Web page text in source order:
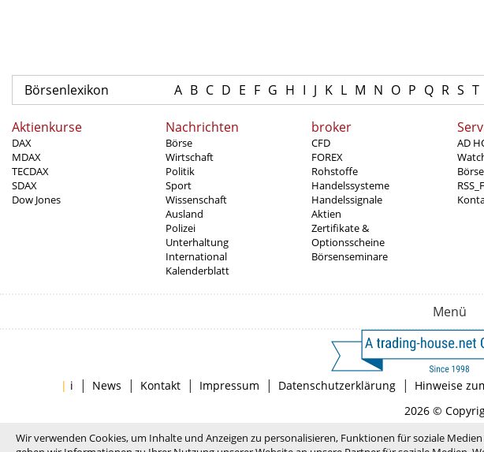
Börsenlexikon A B C D E F G H I J K L M N O P Q R S T
Aktienkurse
DAX
MDAX
TECDAX
SDAX
Dow Jones
Nachrichten
Börse
Wirtschaft
Politik
Sport
Wissenschaft
Ausland
Polizei
Unterhaltung
International
Kalenderblatt
broker
CFD
FOREX
Rohstoffe
Handelssysteme
Handelssignale
Aktien
Zertifikate &
Optionsscheine
Börsenseminare
AD
Menü
| i | News | Kontakt | Impressum | Datenschutzerklärung | Hinweise
2026 ©
Wir verwenden Cookies, um Inhalte und Anzeigen zu personalisieren, Funktionen für soziale